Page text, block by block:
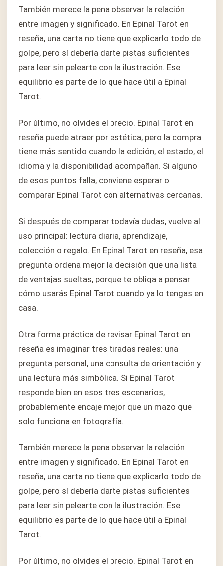
También merece la pena observar la relación
entre imagen y significado. En Epinal Tarot en
reseña, una carta no tiene que explicarlo todo de
golpe, pero sí debería darte pistas suficientes
para leer sin pelearte con la ilustración. Ese
equilibrio es parte de lo que hace útil a Epinal
Tarot.
Por último, no olvides el precio. Epinal Tarot en
reseña puede atraer por estética, pero la compra
tiene más sentido cuando la edición, el estado, el
idioma y la disponibilidad acompañan. Si alguno
de esos puntos falla, conviene esperar o
comparar Epinal Tarot con alternativas cercanas.
Si después de comparar todavía dudas, vuelve al
uso principal: lectura diaria, aprendizaje,
colección o regalo. En Epinal Tarot en reseña, esa
pregunta ordena mejor la decisión que una lista
de ventajas sueltas, porque te obliga a pensar
cómo usarás Epinal Tarot cuando ya lo tengas en
casa.
Otra forma práctica de revisar Epinal Tarot en
reseña es imaginar tres tiradas reales: una
pregunta personal, una consulta de orientación y
una lectura más simbólica. Si Epinal Tarot
responde bien en esos tres escenarios,
probablemente encaje mejor que un mazo que
solo funciona en fotografía.
También merece la pena observar la relación
entre imagen y significado. En Epinal Tarot en
reseña, una carta no tiene que explicarlo todo de
golpe, pero sí debería darte pistas suficientes
para leer sin pelearte con la ilustración. Ese
equilibrio es parte de lo que hace útil a Epinal
Tarot.
Por último, no olvides el precio. Epinal Tarot en